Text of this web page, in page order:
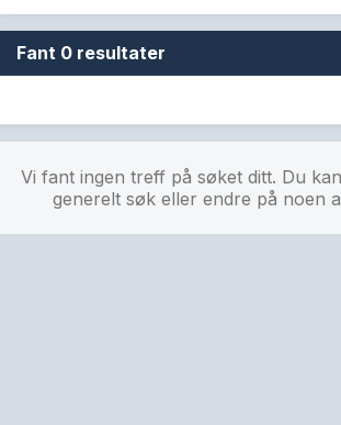
Fant 0 resultater
Vi fant ingen treff på søket ditt. Du
generelt søk eller endre på noen